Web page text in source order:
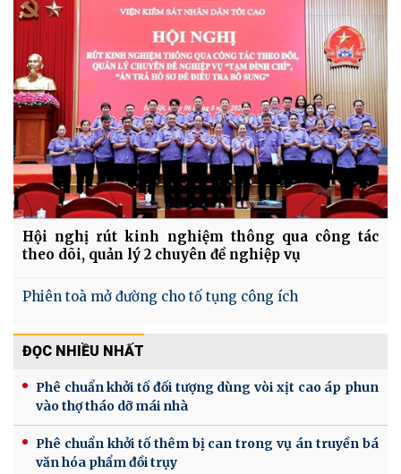
Hội nghị rút kinh nghiệm thông qua công tác
theo dõi, quản lý 2 chuyên đề nghiệp vụ
Phiên toà mở đường cho tố tụng công ích
ĐỌC NHIỀU NHẤT
Phê chuẩn khởi tố đối tượng dùng vòi xịt cao áp phun
vào thợ tháo dỡ mái nhà
Phê chuẩn khởi tố thêm bị can trong vụ án truyền bá
văn hóa phẩm đồi trụy